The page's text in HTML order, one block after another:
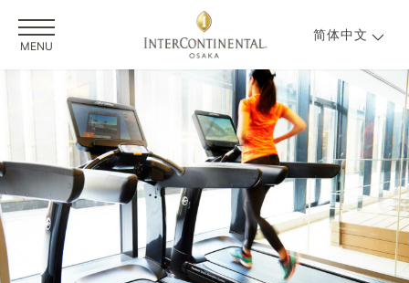
MENU
简体中文